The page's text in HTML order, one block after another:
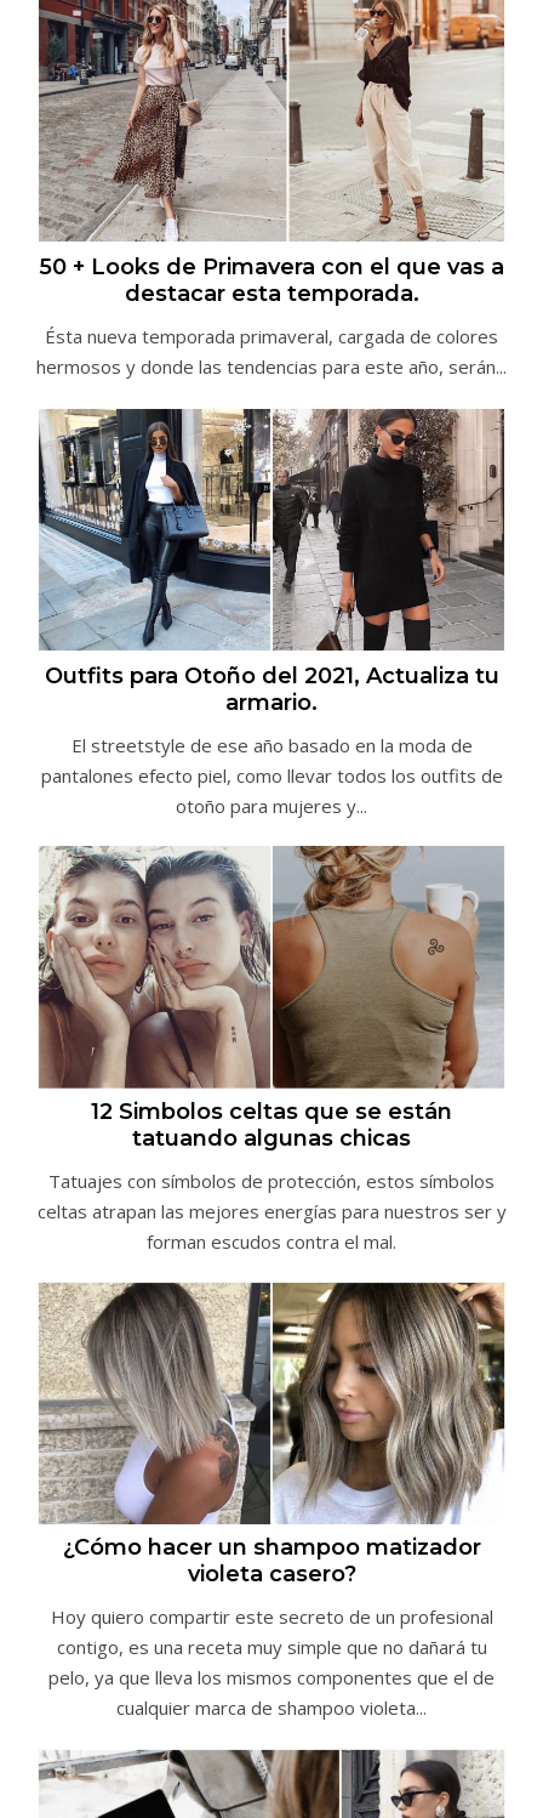
50 + Looks de Primavera con el que vas a
destacar esta temporada.
Ésta nueva temporada primaveral, cargada de colores
hermosos y donde las tendencias para este año, serán...
Outfits para Otoño del 2021, Actualiza tu
armario.
El streetstyle de ese año basado en la moda de
pantalones efecto piel, como llevar todos los outfits de
otoño para mujeres y...
12 Simbolos celtas que se están
tatuando algunas chicas
Tatuajes con símbolos de protección, estos símbolos
celtas atrapan las mejores energías para nuestros ser y
forman escudos contra el mal.
¿Cómo hacer un shampoo matizador
violeta casero?
Hoy quiero compartir este secreto de un profesional
contigo, es una receta muy simple que no dañará tu
pelo, ya que lleva los mismos componentes que el de
cualquier marca de shampoo violeta...